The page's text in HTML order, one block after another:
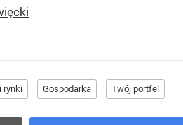
rynki Gospodarka Twój portfel